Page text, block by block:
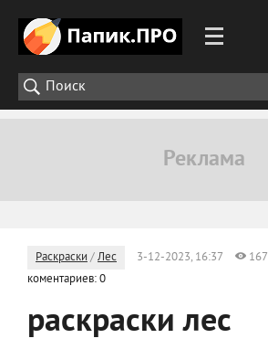
Раскраски /Лес 3-12-2023, 16:37 167
коментариев: 0
раскраски лес